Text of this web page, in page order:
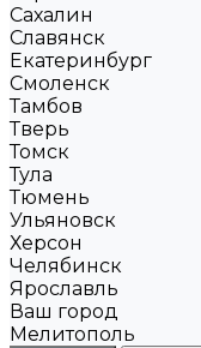
Сахалин
Славянск
Екатеринбург
Смоленск
Тамбов
Тверь
Томск
Тула
Тюмень
Ульяновск
Херсон
Челябинск
Ярославль
Ваш город
Мелитополь